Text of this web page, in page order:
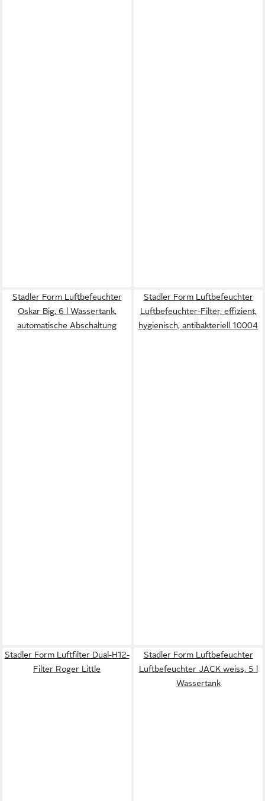
Stadler Form Luftbefeuchter
Oskar Big, 6 l Wassertank,
automatische Abschaltung
Stadler Form Luftbefeuchter
Luftbefeuchter-Filter, effizient,
hygienisch, antibakteriell 10004
Stadler Form Luftfilter Dual-H12-
Filter Roger Little
Stadler Form Luftbefeuchter
Luftbefeuchter JACK weiss, 5 l
Wassertank